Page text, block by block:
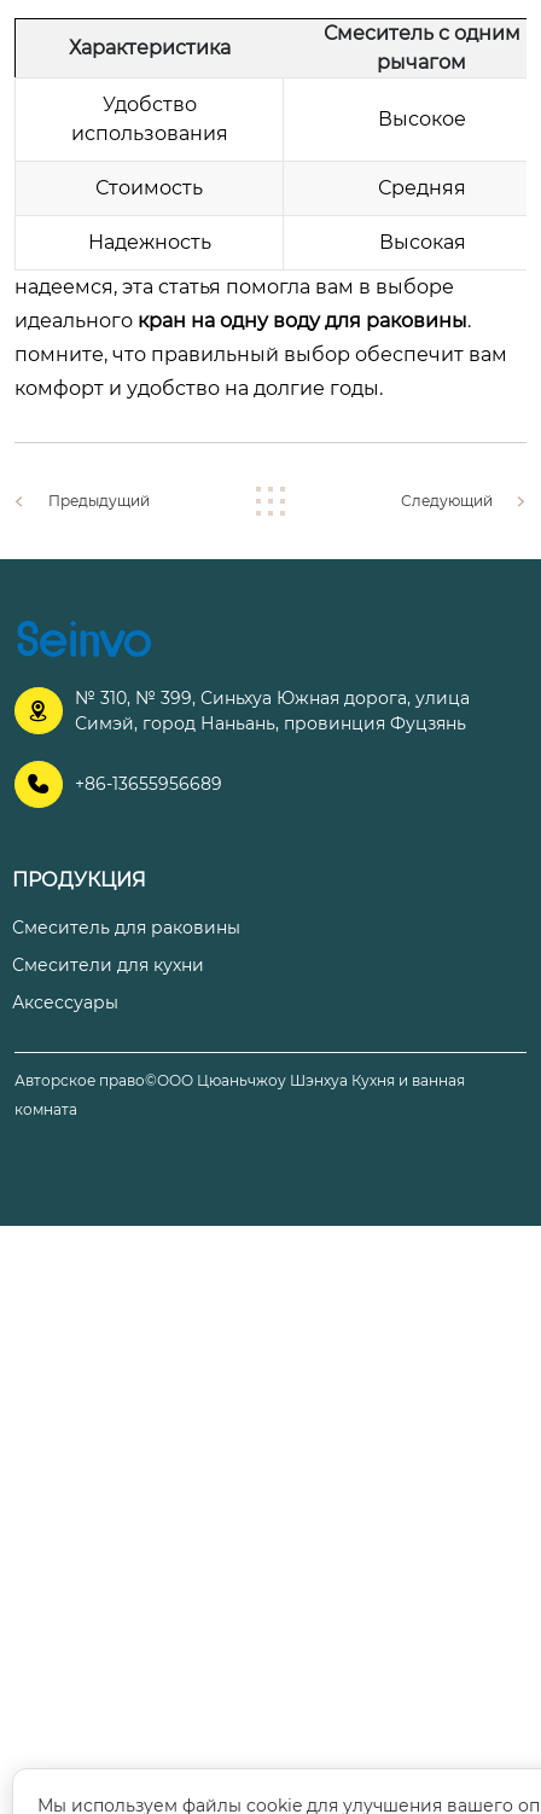
Характеристика
Смеситель с одним
рычагом
Удобство
использования
Высокое
Стоимость Средняя
Надежность
Высокая
надеемся, эта статья помогла вам в выборе
идеального кран на одну воду для раковины.
помните, что правильный выбор обеспечит вам
комфорт и удобство на долгие годы.
Предыдущий Следующий

№ 310, № 399, Синьхуа Южная дорога, улица
Симэй, город Наньань, провинция Фуцзянь
 +86-13655956689
ПРОДУКЦИЯ
Смеситель для раковины
Смесители для кухни
Аксессуары
Авторское право©ООО Цюаньчжоу Шэнхуа Кухня и ванная
комната
Мы используем файлы cookie для улучшения вашего